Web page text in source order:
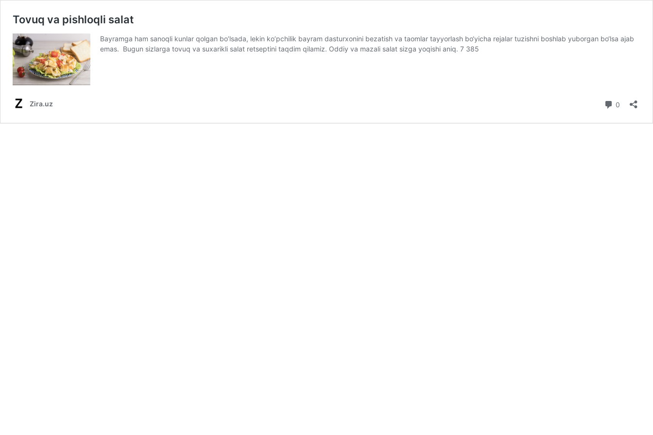
Tovuq va pishloqli salat
Bayramga ham sanoqli kunlar qolgan bo’lsada, lekin ko’pchilik bayram dasturxonini bezatish va taomlar tayyorlash bo‘yicha rejalar tuzishni boshlab yuborgan bo‘lsa ajab
emas. Bugun sizlarga tovuq va suxarikli salat retseptini taqdim qilamiz. Oddiy va mazali salat sizga yoqishi aniq. 7 385
Zira.uz 0